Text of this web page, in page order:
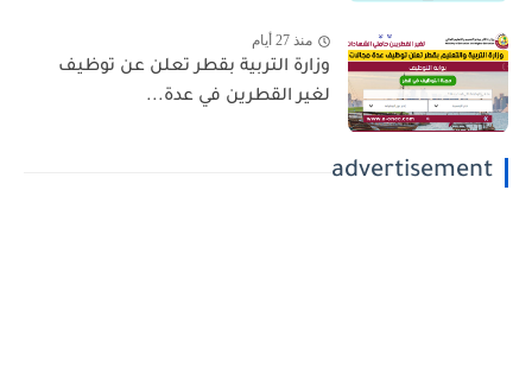
منذ 27 أيام
وزارة التربية بقطر تعلن عن توظيف
لغير القطرين في عدة...
advertisement